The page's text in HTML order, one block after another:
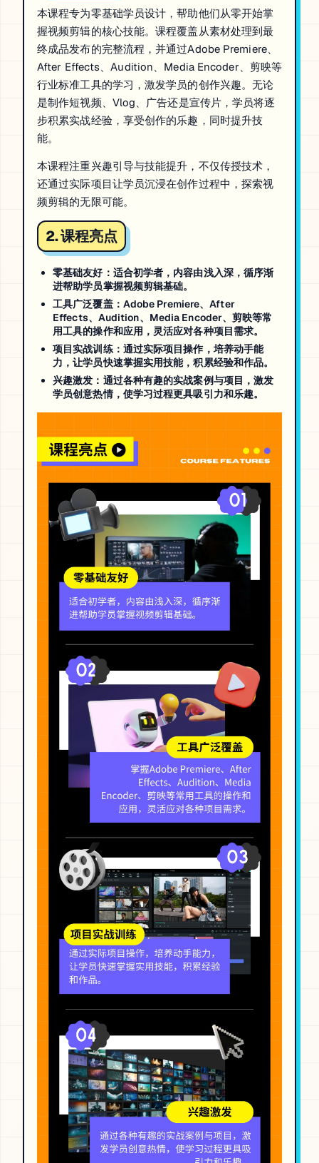
本课程专为零基础学员设计，帮助他们从零开始掌
握视频剪辑的核心技能。课程覆盖从素材处理到最
终成品发布的完整流程，并通过Adobe Premiere、
After Effects、Audition、Media Encoder、剪映等
行业标准工具的学习，激发学员的创作兴趣。无论
是制作短视频、Vlog、广告还是宣传片，学员将逐
步积累实战经验，享受创作的乐趣，同时提升技
能。
本课程注重兴趣引导与技能提升，不仅传授技术，
还通过实际项目让学员沉浸在创作过程中，探索视
频剪辑的无限可能。
2. 课程亮点
零基础友好：适合初学者，内容由浅入深，循序渐
进帮助学员掌握视频剪辑基础。
工具广泛覆盖：Adobe Premiere、After
Effects、Audition、Media Encoder、剪映等常
用工具的操作和应用，灵活应对各种项目需求。
项目实战训练：通过实际项目操作，培养动手能
力，让学员快速掌握实用技能，积累经验和作品。
兴趣激发 ：通过各种有趣的实战案例与项目，激发
学员创意热情，使学习过程更具吸引力和乐趣。